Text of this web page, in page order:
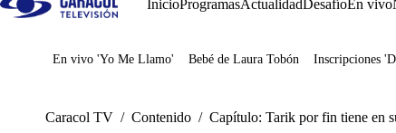
InicioProgramasActualidadDesafíoEn vivo
Juegos
En vivo 'Yo Me Llamo' Bebé de Laura Tobón Inscripciones
Caracol TV / Contenido / Capítulo: Tarik por fin tiene en